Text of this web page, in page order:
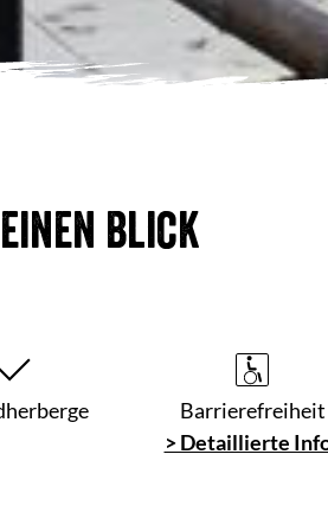
Blick
Barrierefreiheit
> Detaillierte